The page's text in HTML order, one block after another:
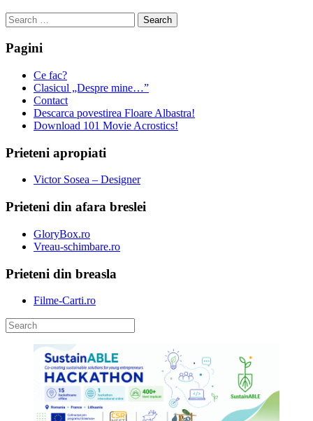
Search
for:
Pagini
Ce fac?
Clasicul „Despre mine…”
Contact
Descarca povestirea Floare Albastra!
Download 101 Movie Acrostics!
Prieteni apropiati
Victor Sosea – Designer
Prieteni din afara breslei
GloryBox.ro
Vreau-schimbare.ro
Prieteni din breasla
Filme-Carti.ro